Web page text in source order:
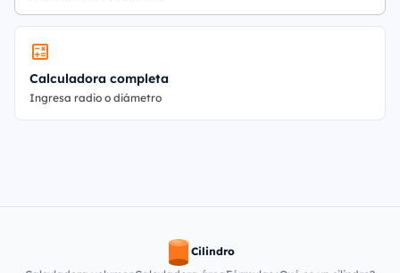
Calculadora completa
Ingresa radio o diámetro
Cilindro